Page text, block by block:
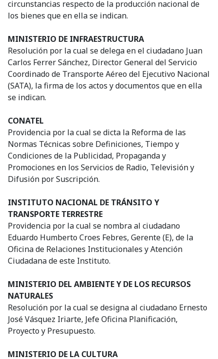
circunstancias respecto de la producción nacional de
los bienes que en ella se indican.
MINISTERIO DE INFRAESTRUCTURA
Resolución por la cual se delega en el ciudadano Juan
Carlos Ferrer Sánchez, Director General del Servicio
Coordinado de Transporte Aéreo del Ejecutivo Nacional
(SATA), la firma de los actos y documentos que en ella
se indican.
CONATEL
Providencia por la cual se dicta la Reforma de las
Normas Técnicas sobre Definiciones, Tiempo y
Condiciones de la Publicidad, Propaganda y
Promociones en los Servicios de Radio, Televisión y
Difusión por Suscripción.
INSTITUTO NACIONAL DE TRÁNSITO Y
TRANSPORTE TERRESTRE
Providencia por la cual se nombra al ciudadano
Eduardo Humberto Croes Febres, Gerente (E), de la
Oficina de Relaciones Institucionales y Atención
Ciudadana de este Instituto.
MINISTERIO DEL AMBIENTE Y DE LOS RECURSOS
NATURALES
Resolución por la cual se designa al ciudadano Ernesto
José Vásquez Iriarte, Jefe Oficina Planificación,
Proyecto y Presupuesto.
MINISTERIO DE LA CULTURA